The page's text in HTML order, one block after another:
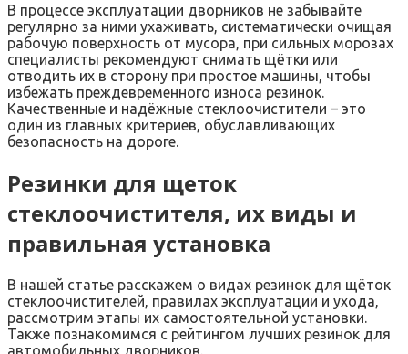
В процессе эксплуатации дворников не забывайте
регулярно за ними ухаживать, систематически очищая
рабочую поверхность от мусора, при сильных морозах
специалисты рекомендуют снимать щётки или
отводить их в сторону при простое машины, чтобы
избежать преждевременного износа резинок.
Качественные и надёжные стеклоочистители – это
один из главных критериев, обуславливающих
безопасность на дороге.
Резинки для щеток
стеклоочистителя, их виды и
правильная установка
В нашей статье расскажем о видах резинок для щёток
стеклоочистителей, правилах эксплуатации и ухода,
рассмотрим этапы их самостоятельной установки.
Также познакомимся с рейтингом лучших резинок для
автомобильных дворников.